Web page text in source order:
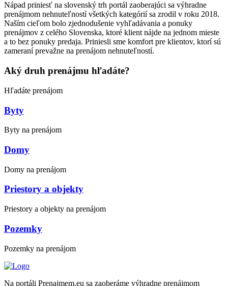
Nápad priniesť na slovenský trh portál zaoberajúci sa výhradne
prenájmom nehnuteľností všetkých kategórií sa zrodil v roku 2018.
Naším cieľom bolo zjednodušenie vyhľadávania a ponuky
prenájmov z celého Slovenska, ktoré klient nájde na jednom mieste
a to bez ponuky predaja. Priniesli sme komfort pre klientov, ktorí sú
zameraní prevažne na prenájom nehnuteľností.
Aký druh prenájmu hľadáte?
Hľadáte prenájom
Byty
Byty na prenájom
Domy
Domy na prenájom
Priestory a objekty
Priestory a objekty na prenájom
Pozemky
Pozemky na prenájom
Na portáli Prenajmem.eu sa zaoberáme výhradne prenájmom